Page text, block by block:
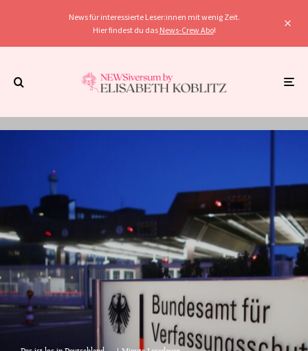
News für interessierte Leser:innen mit wenig Zeit.
Hier findest du das News-Crew Abo!